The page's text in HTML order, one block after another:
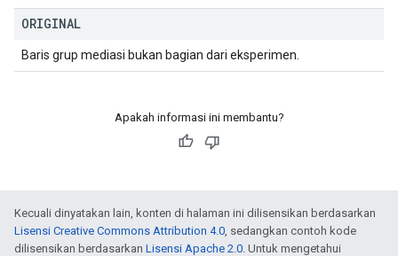
ORIGINAL
Baris grup mediasi bukan bagian dari eksperimen.
Apakah informasi ini membantu?
Kecuali dinyatakan lain, konten di halaman ini dilisensikan berdasarkan
Lisensi Creative Commons Attribution 4.0, sedangkan contoh kode
dilisensikan berdasarkan Lisensi Apache 2.0. Untuk mengetahui